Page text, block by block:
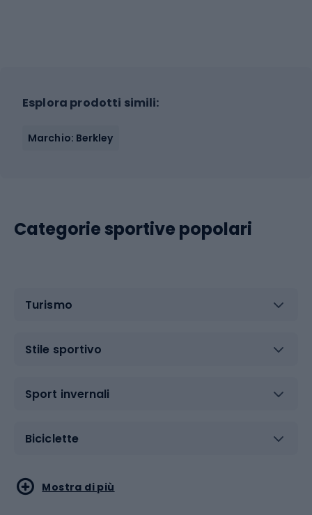
Esplora prodotti simili:
Marchio: Berkley
Categorie sportive popolari
Turismo
Stile sportivo
Sport invernali
Biciclette
Sport acquatici
Sport di arti marziali
Mostra di più